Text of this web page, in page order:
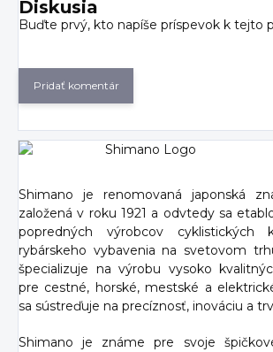
Diskusia
Buďte prvý, kto napíše príspevok k tejto
Pridať komentár
Shimano je renomovaná japonská
založená v roku 1921 a odvtedy sa
popredných výrobcov cyklistických
rybárskeho vybavenia na svetovom
špecializuje na výrobu vysoko
pre cestné, horské, mestské a
sa sústreďuje na precíznosť, inováciu a
Shimano je známe pre svoje